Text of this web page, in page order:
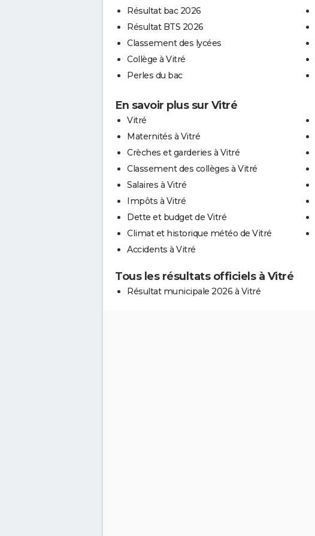
Résultat bac 2026
Résultat BTS 2026
Classement des lycées
Collège à Vitré
Perles du bac
En savoir plus sur Vitré
Vitré
Maternités à Vitré
Crèches et garderies à Vitré
Classement des collèges à Vitré
Salaires à Vitré
Impôts à Vitré
Dette et budget de Vitré
Climat et historique météo de Vitré
Accidents à Vitré
Tous les résultats officiels à Vitré
Résultat municipale 2026 à Vitré